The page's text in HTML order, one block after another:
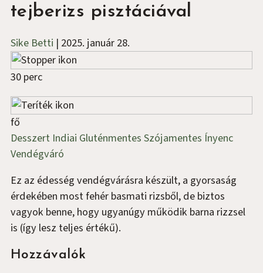
tejberizs pisztáciával
Sike Betti | 2025. január 28.
30 perc
fő
Desszert Indiai GluténmentesSzójamentes Ínyenc
Vendégváró
Ez az édesség vendégvárásra készült, a gyorsaság
érdekében most fehér basmati rizsből, de biztos
vagyok benne, hogy ugyanúgy működik barna rizzsel
is (így lesz teljes értékű).
Hozzávalók